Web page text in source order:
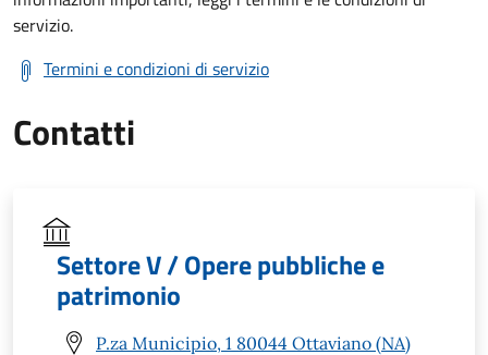
servizio.
Termini e condizioni di servizio
Contatti
Settore V / Opere pubbliche e
patrimonio
P.za Municipio, 1 80044 Ottaviano (NA)